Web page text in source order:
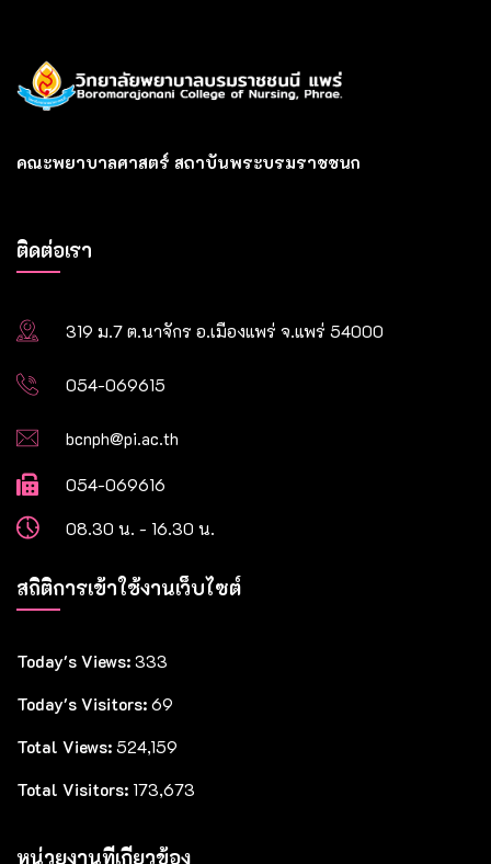
คณะพยาบาลศาสตร์ สถาบันพระบรมราชชนก
ติดต่อเรา
319 ม.7 ต.นาจักร อ.เมืองแพร่ จ.แพร่ 54000
054-069615
bcnph@pi.ac.th
054-069616
08.30 น. - 16.30 น.
สถิติการเข้าใช้งานเว็บไซต์
Today's Views: 333
Today's Visitors: 69
Total Views: 524,159
Total Visitors: 173,673
หน่วยงานที่เกี่ยวข้อง